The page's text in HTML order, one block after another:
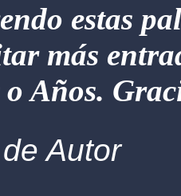
estas
más
Años.
Autor